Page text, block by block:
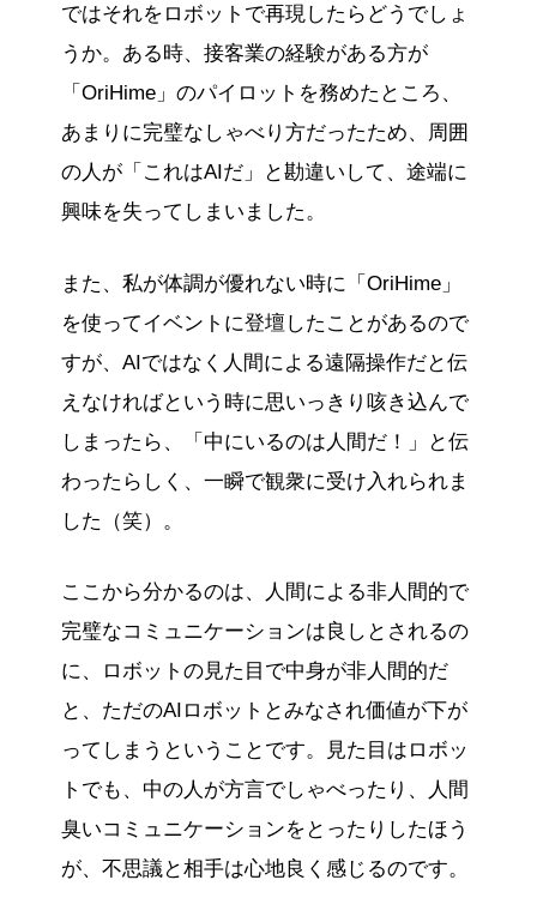
ではそれをロボットで再現したらどうでしょ
うか。ある時、接客業の経験がある方が
「OriHime」のパイロットを務めたところ、
あまりに完璧なしゃべり方だったため、周囲
の人が「これはAIだ」と勘違いして、途端に
興味を失ってしまいました。
また、私が体調が優れない時に「OriHime」
を使ってイベントに登壇したことがあるので
すが、AIではなく人間による遠隔操作だと伝
えなければという時に思いっきり咳き込んで
しまったら、「中にいるのは人間だ！」と伝
わったらしく、一瞬で観衆に受け入れられま
した（笑）。
ここから分かるのは、人間による非人間的で
完璧なコミュニケーションは良しとされるの
に、ロボットの見た目で中身が非人間的だ
と、ただのAIロボットとみなされ価値が下が
ってしまうということです。見た目はロボッ
トでも、中の人が方言でしゃべったり、人間
臭いコミュニケーションをとったりしたほう
が、不思議と相手は心地良く感じるのです。